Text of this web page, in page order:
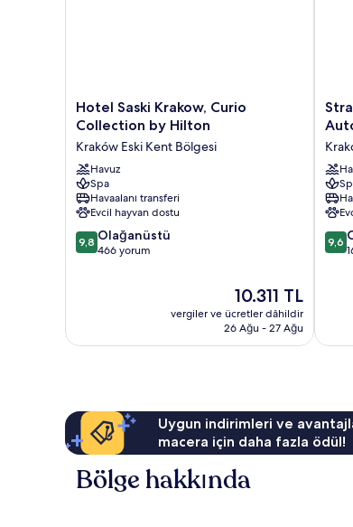
Hotel
Saski
Curio
Collection
by
Hilton
Kraków
Eski
Kent
Hotel Saski Krakow, Curio
Collection by Hilton
Kraków Eski Kent Bölgesi
Havuz
Spa
Havaalanı transferi
Evcil hayvan dostu
10
üzerinden
9,8 Olağanüstü
466 yorum
Güncel
fiyat:
10.311 TL
10.311 TL
vergiler ve ücretler dâhildir
26 Ağu - 27 Ağu
&
Spa,
Kent
10
9,6
Uygun indirimleri ve
macera için daha fazla ödül!
Bölge hakkında